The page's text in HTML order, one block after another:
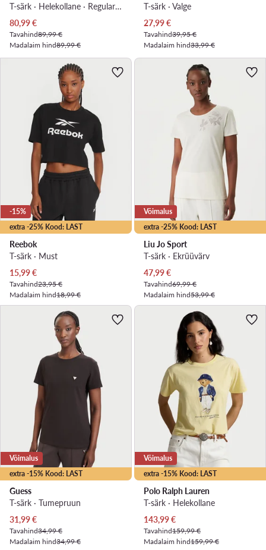
T-särk · Helekollane · Regular Fit
Praegune hind
80,99€
Tavahind89,99 €
Madalaim hind89,99 €
T-särk · Valge
Praegune hind
27,99€
Tavahind39,95 €
Madalaim hind33,99 €
extra -25% Kood: LAST
-15%
Reebok
T-särk · Must
Praegune hind
15,99€
Tavahind23,95 €
Madalaim hind18,99 €
extra -25% Kood: LAST
Võimalus
Liu Jo Sport
T-särk · Ekrüüvärv
Praegune hind
47,99€
Tavahind69,99 €
Madalaim hind53,99 €
extra -15% Kood: LAST
Võimalus
Guess
T-särk · Tumepruun
Praegune hind
31,99€
Tavahind34,99 €
Madalaim hind34,99 €
extra -15% Kood: LAST
Võimalus
Polo Ralph Lauren
T-särk · Helekollane
Praegune hind
143,99€
Tavahind159,99 €
Madalaim hind159,99 €